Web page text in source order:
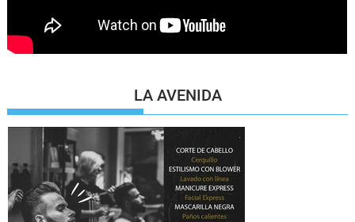
LA AVENIDA